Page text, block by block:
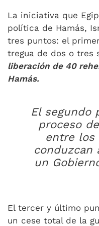
La iniciativa que
política de Hamás,
tres puntos: el
tregua de dos o tres
liberación de 40
Hamás.
El segundo
proceso
entre los
conduzcan
un
El tercer y último
un cese total de la